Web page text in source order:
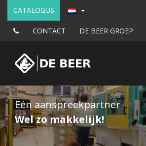
CATALOGUS
CONTACT DE BEER GROEP
Eén aanspreekpartner
Wel zo makkelijk!